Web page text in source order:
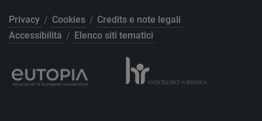
Privacy / Cookies / Credits e note legali
Accessibilità / Elenco siti tematici